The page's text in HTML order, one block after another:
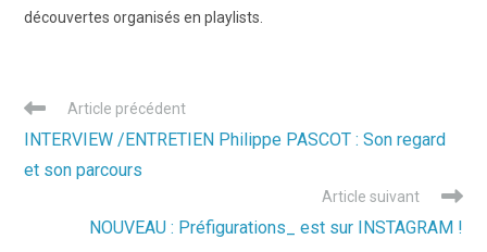
découvertes organisés en playlists.
Read
articles
Article précédent
INTERVIEW /ENTRETIEN Philippe PASCOT : Son regard
et son parcours
Article suivant
NOUVEAU : Préfigurations_ est sur INSTAGRAM !